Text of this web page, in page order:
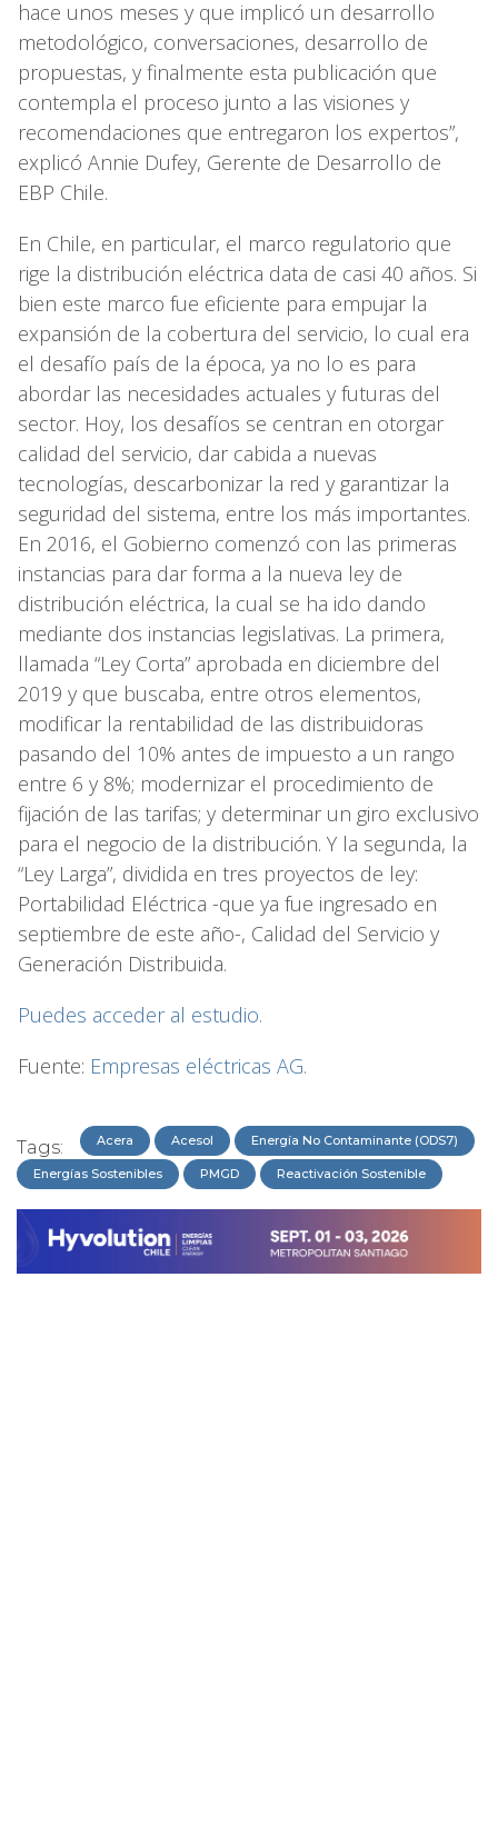
hace unos meses y que implicó un desarrollo
metodológico, conversaciones, desarrollo de
propuestas, y finalmente esta publicación que
contempla el proceso junto a las visiones y
recomendaciones que entregaron los expertos”,
explicó Annie Dufey, Gerente de Desarrollo de
EBP Chile.
En Chile, en particular, el marco regulatorio que
rige la distribución eléctrica data de casi 40 años. Si
bien este marco fue eficiente para empujar la
expansión de la cobertura del servicio, lo cual era
el desafío país de la época, ya no lo es para
abordar las necesidades actuales y futuras del
sector. Hoy, los desafíos se centran en otorgar
calidad del servicio, dar cabida a nuevas
tecnologías, descarbonizar la red y garantizar la
seguridad del sistema, entre los más importantes.
En 2016, el Gobierno comenzó con las primeras
instancias para dar forma a la nueva ley de
distribución eléctrica, la cual se ha ido dando
mediante dos instancias legislativas. La primera,
llamada “Ley Corta” aprobada en diciembre del
2019 y que buscaba, entre otros elementos,
modificar la rentabilidad de las distribuidoras
pasando del 10% antes de impuesto a un rango
entre 6 y 8%; modernizar el procedimiento de
fijación de las tarifas; y determinar un giro exclusivo
para el negocio de la distribución. Y la segunda, la
“Ley Larga”, dividida en tres proyectos de ley:
Portabilidad Eléctrica -que ya fue ingresado en
septiembre de este año-, Calidad del Servicio y
Generación Distribuida.
Puedes acceder al estudio.
Fuente: Empresas eléctricas AG.
Tags: Acera Acesol Energía No Contaminante (ODS7)
Energías Sostenibles PMGD Reactivación Sostenible